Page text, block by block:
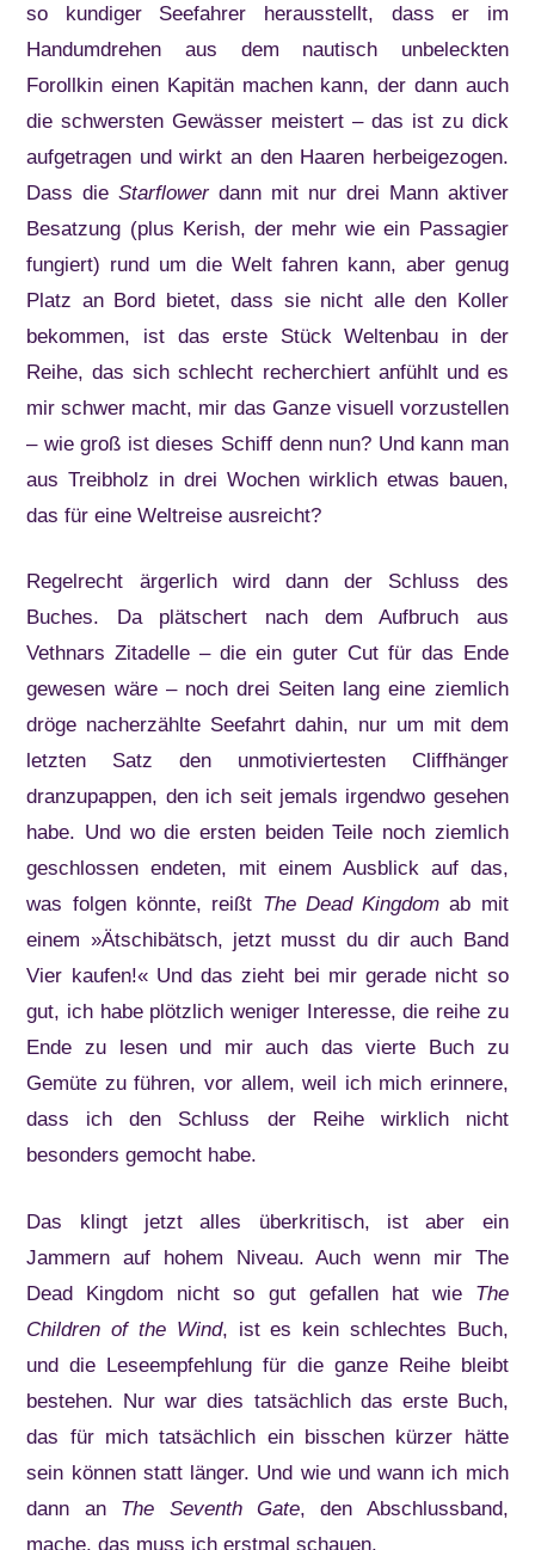
so kundiger Seefahrer herausstellt, dass er im
Handumdrehen aus dem nautisch unbeleckten
Forollkin einen Kapitän machen kann, der dann auch
die schwersten Gewässer meistert – das ist zu dick
aufgetragen und wirkt an den Haaren herbeigezogen.
Dass dieStarflowerdann mit nur drei Mann aktiver
Besatzung (plus Kerish, der mehr wie ein Passagier
fungiert) rund um die Welt fahren kann, aber genug
Platz an Bord bietet, dass sie nicht alle den Koller
bekommen, ist das erste Stück Weltenbau in der
Reihe, das sich schlecht recherchiert anfühlt und es
mir schwer macht, mir das Ganze visuell vorzustellen
– wie groß ist dieses Schiff denn nun? Und kann man
aus Treibholz in drei Wochen wirklich etwas bauen,
das für eine Weltreise ausreicht?
Regelrecht ärgerlich wird dann der Schluss des
Buches. Da plätschert nach dem Aufbruch aus
Vethnars Zitadelle – die ein guter Cut für das Ende
gewesen wäre – noch drei Seiten lang eine ziemlich
dröge nacherzählte Seefahrt dahin, nur um mit dem
letzten Satz den unmotiviertesten Cliffhänger
dranzupappen, den ich seit jemals irgendwo gesehen
habe. Und wo die ersten beiden Teile noch ziemlich
geschlossen endeten, mit einem Ausblick auf das,
was folgen könnte, reißt The Dead Kingdom ab mit
einem »Ätschibätsch, jetzt musst du dir auch Band
Vier kaufen!« Und das zieht bei mir gerade nicht so
gut, ich habe plötzlich weniger Interesse, die reihe zu
Ende zu lesen und mir auch das vierte Buch zu
Gemüte zu führen, vor allem, weil ich mich erinnere,
dass ich den Schluss der Reihe wirklich nicht
besonders gemocht habe.
Das klingt jetzt alles überkritisch, ist aber ein
Jammern auf hohem Niveau. Auch wenn mir The
Dead Kingdom nicht so gut gefallen hat wie The
Children of the Wind, ist es kein schlechtes Buch,
und die Leseempfehlung für die ganze Reihe bleibt
bestehen. Nur war dies tatsächlich das erste Buch,
das für mich tatsächlich ein bisschen kürzer hätte
sein können statt länger. Und wie und wann ich mich
dann an The Seventh Gate, den Abschlussband,
mache, das muss ich erstmal schauen.